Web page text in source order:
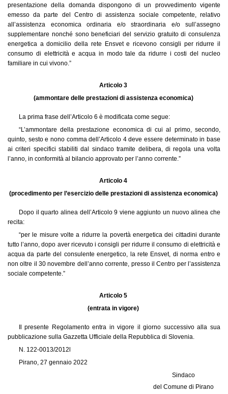
presentazione della domanda dispongono di un provvedimento vigente
emesso da parte del Centro di assistenza sociale competente, relativo
all’assistenza economica ordinaria e/o straordinaria e/o sull’assegno
supplementare nonché sono beneficiari del servizio gratuito di consulenza
energetica a domicilio della rete Ensvet e ricevono consigli per ridurre il
consumo di elettricità e acqua in modo tale da ridurre i costi del nucleo
familiare in cui vivono.”
Articolo 3
(ammontare delle prestazioni di assistenza economica)
La prima frase dell’Articolo 6 è modificata come segue:
“L’ammontare della prestazione economica di cui al primo, secondo,
quinto, sesto e nono comma dell’Articolo 4 deve essere determinato in base
ai criteri specifici stabiliti dal sindaco tramite delibera, di regola una volta
l’anno, in conformità al bilancio approvato per l’anno corrente.”
Articolo 4
(procedimento per l’esercizio delle prestazioni di assistenza economica)
Dopo il quarto alinea dell’Articolo 9 viene aggiunto un nuovo alinea che
recita:
“per le misure volte a ridurre la povertà energetica dei cittadini durante
tutto l’anno, dopo aver ricevuto i consigli per ridurre il consumo di elettricità e
acqua da parte del consulente energetico, la rete Ensvet, di norma entro e
non oltre il 30 novembre dell’anno corrente, presso il Centro per l’assistenza
sociale competente.”
Articolo 5
(entrata in vigore)
Il presente Regolamento entra in vigore il giorno successivo alla sua
pubblicazione sulla Gazzetta Ufficiale della Repubblica di Slovenia.
N. 122-0013/2012l
Pirano, 27 gennaio 2022
Sindaco
del Comune di Pirano